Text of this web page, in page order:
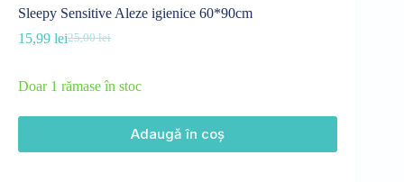
Sleepy Sensitive Aleze igienice 60*90cm
25,00lei
Prețul
fost:
15,99 leiPrețul
15,99 lei.
Doar 1 rămase în stoc
Adaugă în coș